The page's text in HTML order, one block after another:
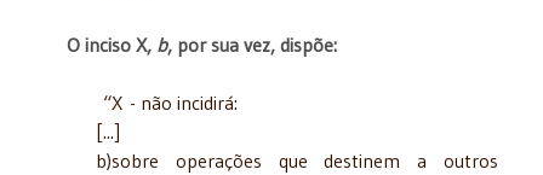
O inciso X, b, por sua vez, dispõe:
“X - não incidirá:
[...]
b)sobre operações que destinem a outros